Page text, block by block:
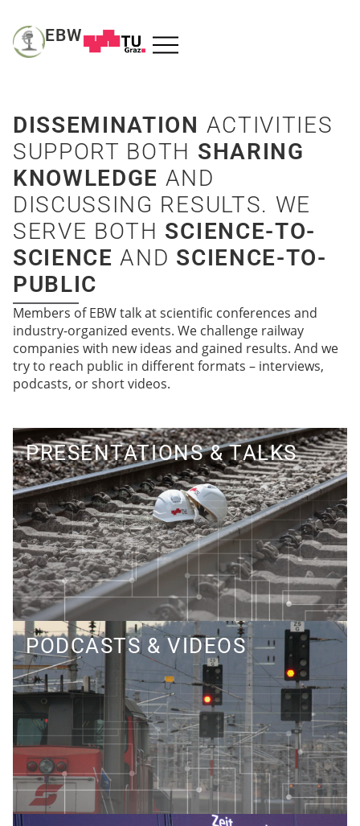
EBW
DISSEMINATION ACTIVITIES
SUPPORT BOTH SHARING
KNOWLEDGE AND
DISCUSSING RESULTS. WE
SERVE BOTH SCIENCE-TO-
SCIENCE AND SCIENCE-TO-
PUBLIC
Members of EBW talk at scientific conferences and
industry-organized events. We challenge railway
companies with new ideas and gained results. And we
try to reach public in different formats – interviews,
podcasts, or short videos.
PRESENTATIONS & TALKS
Science to Sciene & Science to Practice & Scienece
to Public – we show our research
PODCASTS & VIDEOS
Science to Science & Science to Public